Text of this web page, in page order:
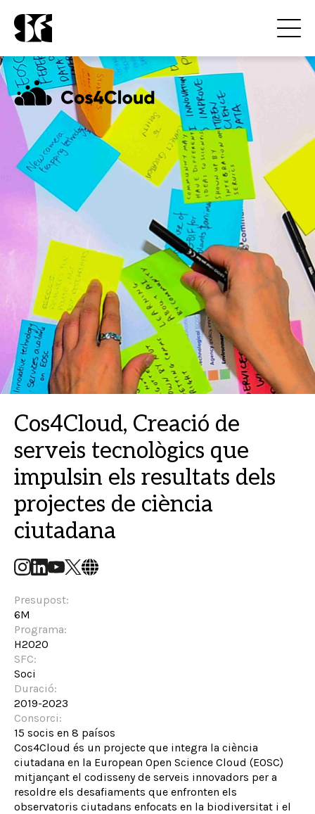
Cos4Cloud, Creació de
serveis tecnològics que
impulsin els resultats dels
projectes de ciència
ciutadana
Presupost:
6M
Programa:
H2020
SFC:
Soci
Duració:
2019-2023
Consorci:
15 socis en 8 paísos
Cos4Cloud és un projecte que integra la ciència
ciutadana en la European Open Science Cloud (EOSC)
mitjançant el codisseny de serveis innovadors per a
resoldre els desafiaments que enfronten els
observatoris ciutadans enfocats en la biodiversitat i el